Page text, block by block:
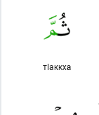
тlаккха